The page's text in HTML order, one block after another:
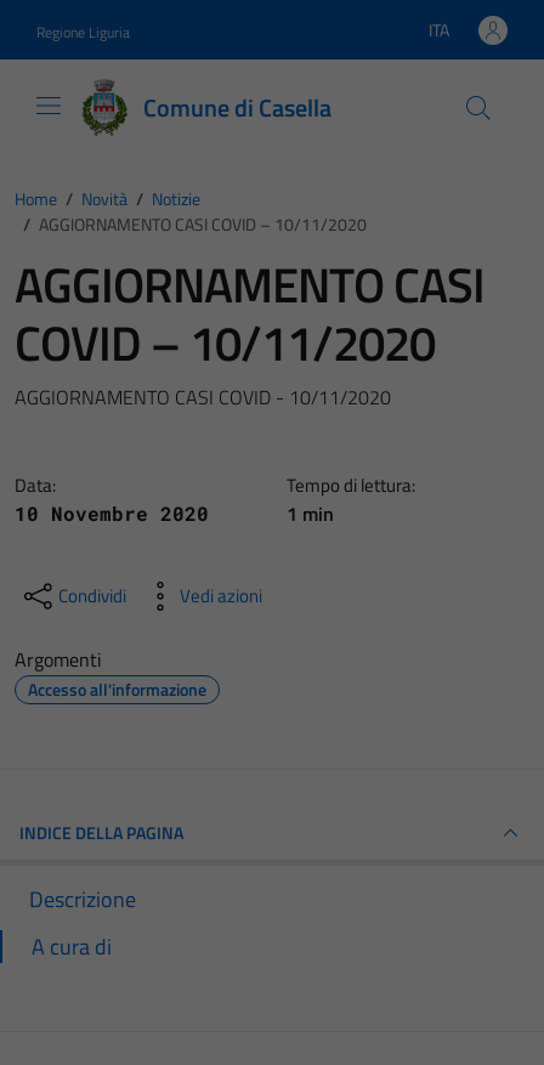
Regione Liguria Lingua attiva:
ITA
Comune di Casella
Home / Novità / Notizie
/ AGGIORNAMENTO CASI COVID – 10/11/2020
AGGIORNAMENTO CASI
COVID – 10/11/2020
AGGIORNAMENTO CASI COVID - 10/11/2020
Data:
10 Novembre 2020
Tempo di lettura:
1 min
Condividi Vedi azioni
Argomenti
Accesso all'informazione
INDICE DELLA PAGINA
Descrizione
A cura di